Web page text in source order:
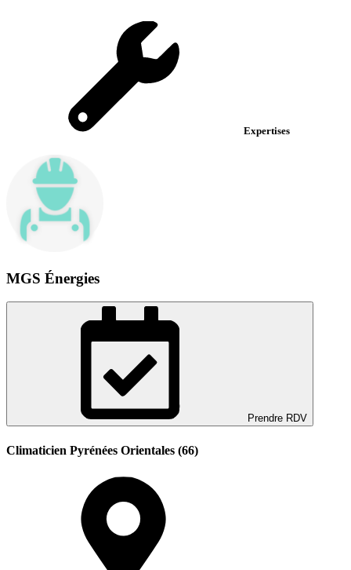
Expertises
MGS Énergies
Prendre RDV
Climaticien Pyrénées Orientales (66)